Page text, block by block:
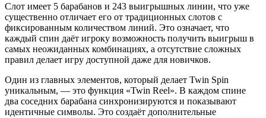
Слот имеет 5 барабанов и 243 выигрышных линии, что уже
существенно отличает его от традиционных слотов с
фиксированным количеством линий. Это означает, что
каждый спин даёт игроку возможность получить выигрыш в
самых неожиданных комбинациях, а отсутствие сложных
правил делает игру доступной даже для новичков.
Один из главных элементов, который делает Twin Spin
уникальным, — это функция «Twin Reel». В каждом спине
два соседних барабана синхронизируются и показывают
идентичные символы. Это создаёт дополнительные